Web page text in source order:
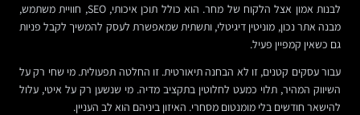
לבנות אמון אצל הלקוח של מחר. הוא כולל תוכן איכותי, SEO, חוויית משתמש,
מבנה אתר נכון, מוניטין דיגיטלי, ותשתית שמאפשרת לעסק להמשיך לקבל פניות
גם כשאין קמפיין פעיל.
עבור עסקים קטנים, זו לא הבחנה תיאורטית. זו החלטה תפעולית. מי שחי רק על
השיווק המהיר, תלוי כמעט לחלוטין בתקציב מדיה. מי שנשען רק על איטי, עלול
להישאר חודשים בלי מומנטום מסחרי. האיזון ביניהם הוא לב העניין.